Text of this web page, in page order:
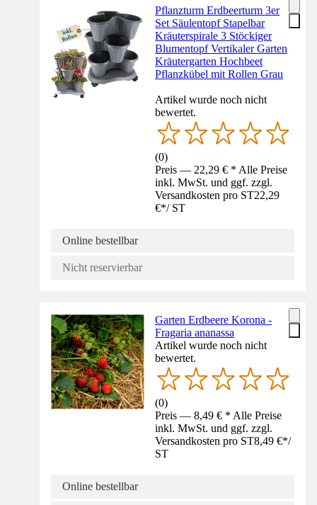
Pflanzturm Erdbeerturm 3er
Set Säulentopf Stapelbar
Kräuterspirale 3 Stöckiger
Blumentopf Vertikaler Garten
Kräutergarten Hochbeet
Pflanzkübel mit Rollen Grau
Artikel wurde noch nicht
bewertet.
(0)
Preis — 22,29 € * Alle Preise
inkl. MwSt. und ggf. zzgl.
Versandkosten pro ST22,29
€*/ ST
Online bestellbar
Nicht reservierbar
Garten Erdbeere Korona -
Fragaria ananassa
Artikel wurde noch nicht
bewertet.
(0)
Preis — 8,49 € * Alle Preise
inkl. MwSt. und ggf. zzgl.
Versandkosten pro ST8,49 €*/
ST
Online bestellbar